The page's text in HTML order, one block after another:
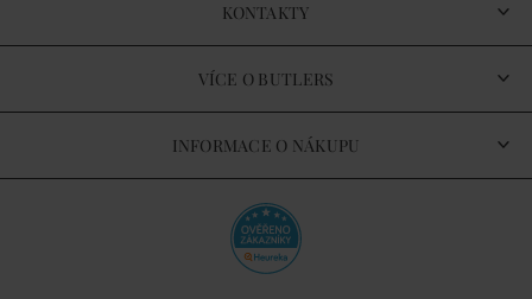
KONTAKTY
VÍCE O BUTLERS
INFORMACE O NÁKUPU